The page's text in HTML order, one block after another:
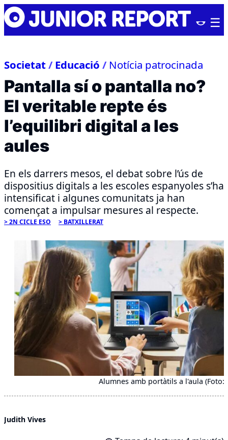
Skip
to
content
Junior
Report
Societat/Educació / Notícia patrocinada
Pantalla sí o pantalla no?
El veritable repte és
l’equilibri digital a les
aules
En els darrers mesos, el debat sobre l’ús de
dispositius digitals a les escoles espanyoles s’ha
intensificat i algunes comunitats ja han
començat a impulsar mesures al respecte.
2N CICLE ESO BATXILLERAT
Alumnes amb portàtils a l'aula
Judith Vives